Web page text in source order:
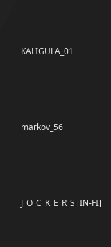
KALIGULA_01
markov_56
J_O_C_K_E_R_S [IN-FI]